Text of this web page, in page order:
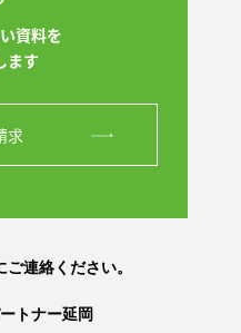
資料を
ます
求
連絡ください。
トナー延岡